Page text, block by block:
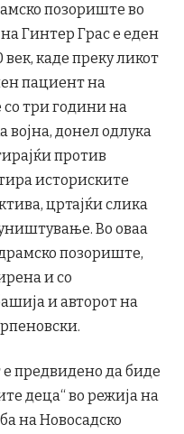
позориште во
Гинтер Грас е еден
каде преку ликот
пациент на
со три години на
војна, донел одлука
против
историските
цртајќи слика
Во оваа
позориште,
и со
и авторот на
предвидено да биде
деца“ во режија на
на Новосадско